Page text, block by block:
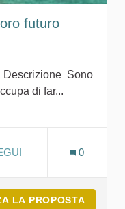
futuro
Descrizione Sono
di far...
15 - Vita sulla terra
SOSTENITORI 0
LA PROPOSTA